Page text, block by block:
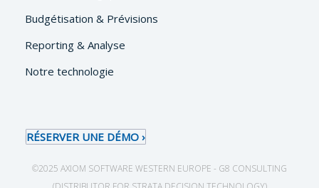
Budgétisation & Prévisions
Reporting & Analyse
Notre technologie
RÉSERVER UNE DÉMO
©2025 AXIOM SOFTWARE WESTERN EUROPE - G8 CONSULTING